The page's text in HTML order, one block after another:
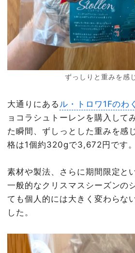
ずっしりと重みを感
大通りにある ル・トロワ1Fのわ
ョコラシュトーレンを購入して
た瞬間、ずしっとした重みを感
格は1個約320gで3,672円です。
素材や製法、さらに期間限定と
一般的なクリスマスシーズンの
ても個人的には大きく変わらな
した。